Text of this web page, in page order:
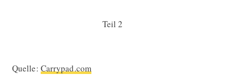
Teil 2
Quelle: Carrypad.com